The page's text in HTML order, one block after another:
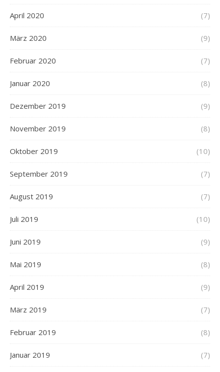
April 2020 (7)
März 2020 (9)
Februar 2020 (7)
Januar 2020 (8)
Dezember 2019 (9)
November 2019 (8)
Oktober 2019 (10)
September 2019 (7)
August 2019 (7)
Juli 2019 (10)
Juni 2019 (9)
Mai 2019 (8)
April 2019 (9)
März 2019 (7)
Februar 2019 (8)
Januar 2019 (7)